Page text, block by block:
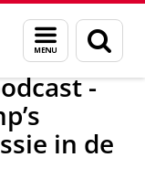
Menu
en
zoeken
-
in de